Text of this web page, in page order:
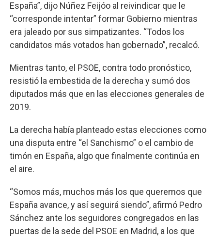
España”, dijo Núñez Feijóo al reivindicar que le
“corresponde intentar” formar Gobierno mientras
era jaleado por sus simpatizantes. “Todos los
candidatos más votados han gobernado”, recalcó.
Mientras tanto, el PSOE, contra todo pronóstico,
resistió la embestida de la derecha y sumó dos
diputados más que en las elecciones generales de
2019.
La derecha había planteado estas elecciones como
una disputa entre “el Sanchismo” o el cambio de
timón en España, algo que finalmente continúa en
el aire.
“Somos más, muchos más los que queremos que
España avance, y así seguirá siendo”, afirmó Pedro
Sánchez ante los seguidores congregados en las
puertas de la sede del PSOE en Madrid, a los que